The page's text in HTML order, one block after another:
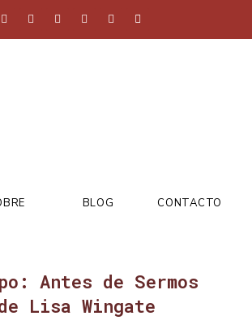
BLOG CONTACTO
Antes de Sermos
Lisa Wingate